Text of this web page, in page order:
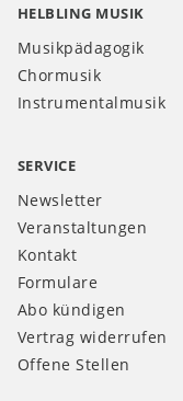
HELBLING MUSIK
Musikpädagogik
Chormusik
Instrumentalmusik
SERVICE
Newsletter
Veranstaltungen
Kontakt
Formulare
Abo kündigen
Vertrag widerrufen
Offene Stellen